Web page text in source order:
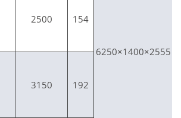
6250×1400×2555
2500 154
3150 192